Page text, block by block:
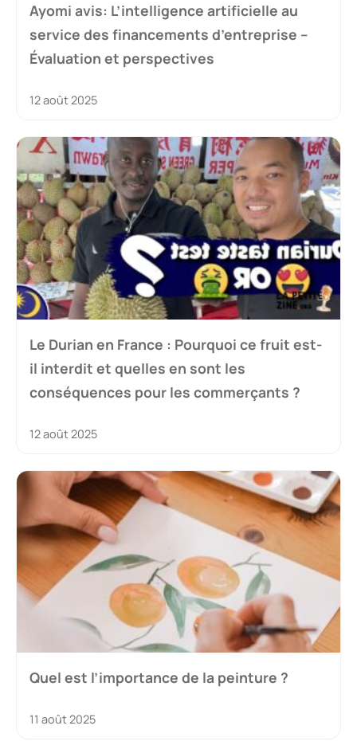
Ayomi avis: L’intelligence artificielle au
service des financements d’entreprise –
Évaluation et perspectives
12 août 2025
Le Durian en France : Pourquoi ce fruit est-
il interdit et quelles en sont les
conséquences pour les commerçants ?
12 août 2025
Quel est l’importance de la peinture ?
11 août 2025